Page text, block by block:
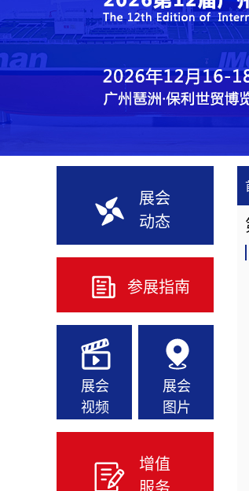
展会
动态
参展指南
展会
视频
展会
图片
增值